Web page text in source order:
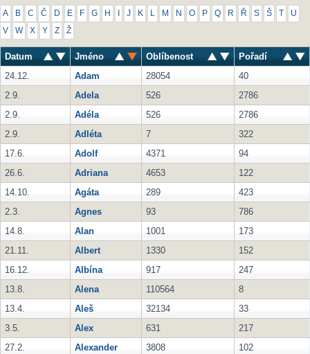
A B C Č D E F G H J K M N O P Q R Ř S Š U
V W X Y Z Ž
Datum Jméno Oblíbenost
Pořadí
24.12.
Adam 28054
40
2.9.
Adela 526
2786
2.9.
Adéla 526
2786
2.9.
Adléta 7
322
17.6.
Adolf 4371
94
26.6.
Adriana 4653
122
14.10.
Agáta 289
423
2.3.
Agnes 93
786
14.8.
Alan 1001
173
21.11.
Albert 1330
152
16.12.
Albína 917
247
13.8.
Alena 110564
8
13.4.
Aleš 32134
33
3.5.
Alex 631
217
27.2.
Alexander 3808
102